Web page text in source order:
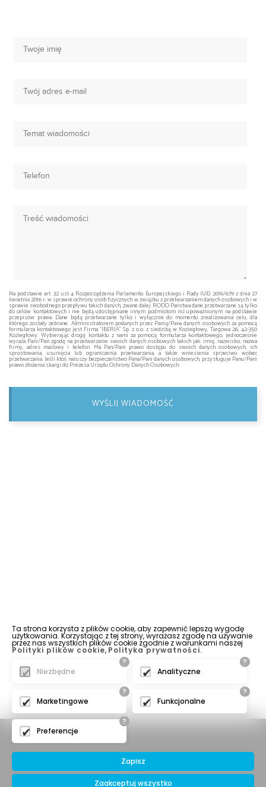
Na podstawie art. 32 ust 4 Rozporządzenia Parlamentu Europejskiego i Rady (UE) 2016/679 z dnia 27
kwietnia 2016 r. w sprawie ochrony osób fizycznych w związku z przetwarzaniem danych osobowych i w
sprawie swobodnego przepływu takich danych, zwane dalej RODO Państwa dane przetwarzane są tylko
do celów kontaktowych i nie będą udostępniane innym podmiotom niż upoważnionym na podstawie
przepisów prawa. Dane będą przetwarzane tylko i wyłącznie do momentu zrealizowania celu, dla
którego zostały zebrane. Administratorem podanych przez Panią/Pana danych osobowych za pomocą
formularza kontaktowego jest Firma "IBERIA" Sp. z o.o. z siedzibą w Koziegłowy, Targowa 26, 42-350
Koziegłowy. Wybierając drogę kontaktu z nami za pomocą formularza kontaktowego, jednocześnie
wyraża Pani/Pan zgodę na przetwarzanie swoich danych osobowych takich jak: imię, nazwisko, nazwa
firmy, adres mailowy i telefon. Ma Pan/Pani prawo dostępu do swoich danych osobowych, ich
sprostowania, usunięcia lub ograniczenia przetwarzania, a także wniesienia sprzeciwu wobec
przetwarzania. Jeśli ktoś naruszy bezpieczeństwo Pana/Pani danych osobowych, przysługuje Panu/Pani
prawo złożenia skargi do Prezesa Urzędu Ochrony Danych Osobowych.
WYŚLIJ WIADOMOŚĆ
Ta strona korzysta z plików cookie, aby zapewnić lepszą wygodę
użytkowania. Korzystając z tej strony, wyrażasz zgodę na używanie
przez nas wszystkich plików cookie zgodnie z warunkami naszej
Polityki plików cookie, Polityka prywatności.
?
Niezbędne
?
Analityczne
?
Marketingowe
?
Funkcjonalne
?
Preferencje
Zapisz
Zaakceptuj wszystko